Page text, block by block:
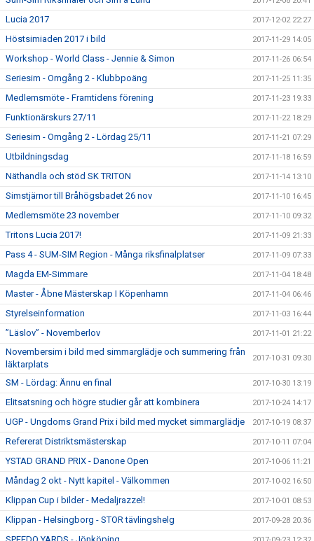
Lucia 2017 2017-12-02 22:27
Höstsimiaden 2017 i bild 2017-11-29 14:05
Workshop - World Class - Jennie & Simon 2017-11-26 06:54
Seriesim - Omgång 2 - Klubbpoäng 2017-11-25 11:35
Medlemsmöte - Framtidens förening 2017-11-23 19:33
Funktionärskurs 27/11 2017-11-22 18:29
Seriesim - Omgång 2 - Lördag 25/11 2017-11-21 07:29
Utbildningsdag 2017-11-18 16:59
Näthandla och stöd SK TRITON 2017-11-14 13:10
Simstjärnor till Bråhögsbadet 26 nov 2017-11-10 16:45
Medlemsmöte 23 november 2017-11-10 09:32
Tritons Lucia 2017! 2017-11-09 21:33
Pass 4 - SUM-SIM Region - Många riksfinalplatser 2017-11-09 07:33
Magda EM-Simmare 2017-11-04 18:48
Master - Åbne Mästerskap I Köpenhamn 2017-11-04 06:46
Styrelseinformation 2017-11-03 16:44
”Läslov” - Novemberlov 2017-11-01 21:22
Novembersim i bild med simmarglädje och summering från
läktarplats
2017-10-31 09:30
SM - Lördag: Ännu en final 2017-10-30 13:19
Elitsatsning och högre studier går att kombinera 2017-10-24 14:17
UGP - Ungdoms Grand Prix i bild med mycket simmarglädje 2017-10-19 08:37
Refererat Distriktsmästerskap 2017-10-11 07:04
YSTAD GRAND PRIX - Danone Open 2017-10-06 11:21
Måndag 2 okt - Nytt kapitel - Välkommen 2017-10-02 16:50
Klippan Cup i bilder - Medaljrazzel! 2017-10-01 08:53
Klippan - Helsingborg - STOR tävlingshelg 2017-09-28 20:36